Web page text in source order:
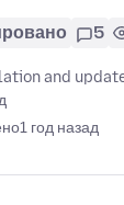
5
and
1 год назад